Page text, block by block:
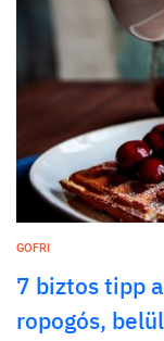
GOFRI
7 biztos tipp
ropogós,